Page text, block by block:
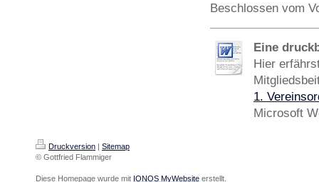
Beschlossen vom
Eine
Hier
1.
Microsoft
Druckversion | Sitemap
© Gottfried Flammiger
Diese Homepage wurde mit IONOS MyWebsite erstellt.